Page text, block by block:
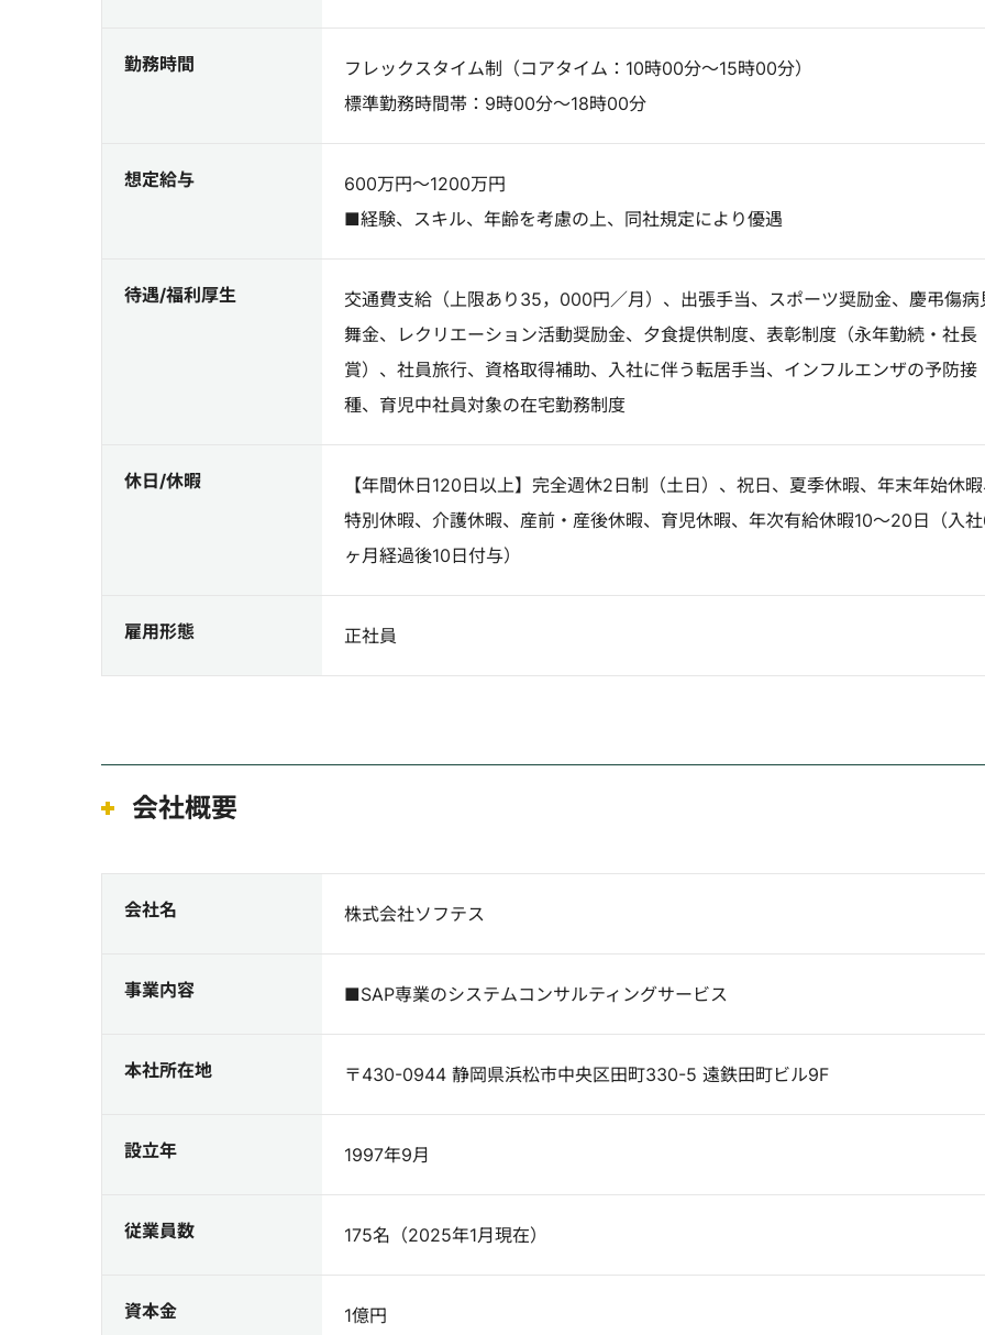
勤務時間
フレックスタイム制（コアタイム：10時00分～15時00分）
標準勤務時間帯：9時00分～18時00分
想定給与
600万円～1200万円
■経験、スキル、年齢を考慮の上、同社規定により優遇
待遇/福利厚生
交通費支給（上限あり35，000円／月）、出張手当、スポーツ奨励金、慶弔傷病
舞金、レクリエーション活動奨励金、夕食提供制度、表彰制度（永年勤続・社長
賞）、社員旅行、資格取得補助、入社に伴う転居手当、インフルエンザの予防接
種、育児中社員対象の在宅勤務制度
休日/休暇
【年間休日120日以上】完全週休2日制（土日）、祝日、夏季休暇、年末年始休
特別休暇、介護休暇、産前・産後休暇、育児休暇、年次有給休暇10～20日（入
ヶ月経過後10日付与）
雇用形態 正社員
会社概要
会社名 株式会社ソフテス
事業内容 ■SAP専業のシステムコンサルティングサービス
本社所在地 〒430-0944 静岡県浜松市中央区田町330-5 遠鉄田町ビル9F
設立年 1997年9月
従業員数 175名（2025年1月現在）
資本金 1億円